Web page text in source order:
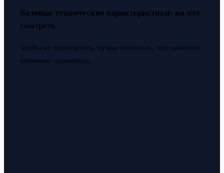
Базовые технические характеристики: на что
смотреть
Чтобы не переплатить, нужно понимать, что означают
ключевые параметры.